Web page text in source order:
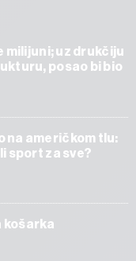
milijuni; uz drukčiju
posao bi bio
na američkom tlu:
sport za sve?
košarka